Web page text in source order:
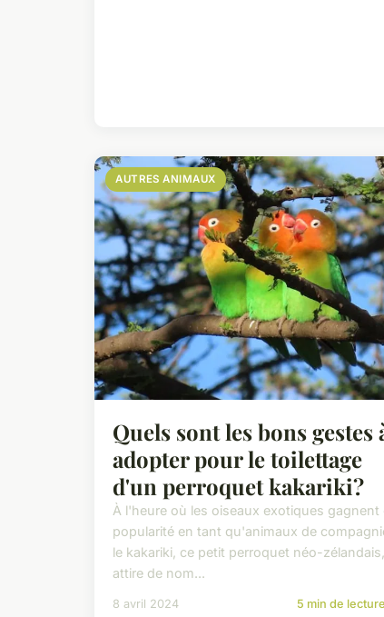
AUTRES ANIMAUX
Quels sont les bons gestes
adopter pour le toilettage
d'un perroquet kakariki?
À l'heure où les oiseaux exotiques gagnent
popularité en tant qu'animaux de
le kakariki, ce petit perroquet néo-zélandais,
attire de nom...
8 avril 2024 5 min de